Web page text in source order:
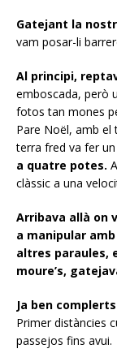
Gatejant la
vam posar-li
Al principi,
emboscada, però
fotos tan mones
Pare Noël, amb el
terra fred va fer
a quatre potes.
clàssic a una
Arribava allà on
a manipular
altres paraules,
moure’s,
Ja ben
Primer distàncies
passejos fins avui.